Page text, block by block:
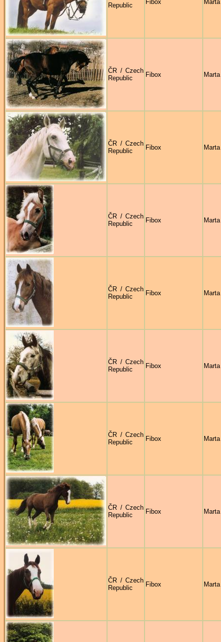
Republic
Fibox
ČR / Czech
Republic
Fibox
ČR / Czech
Republic
Fibox
ČR / Czech
Republic
Fibox
ČR / Czech
Republic
Fibox
ČR / Czech
Republic
Fibox
ČR / Czech
Republic
Fibox
ČR / Czech
Republic
Fibox
ČR / Czech
Republic
Fibox